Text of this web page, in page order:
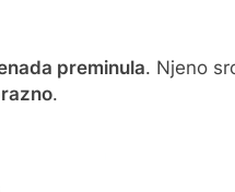
preminula. Njeno
.